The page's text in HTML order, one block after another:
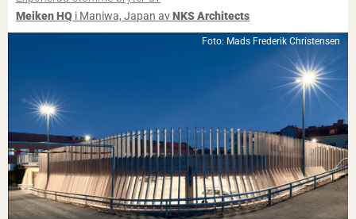
Meiken HQ i Maniwa, Japan avNKS Architects
Foto: Mads Frederik Christensen